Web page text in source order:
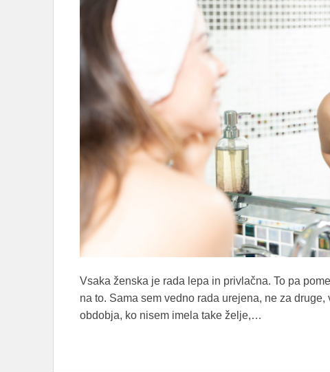
Vsaka ženska je rada lepa in privlačna. To pa
na to. Sama sem vedno rada urejena, ne za
obdobja, ko nisem imela take želje,…